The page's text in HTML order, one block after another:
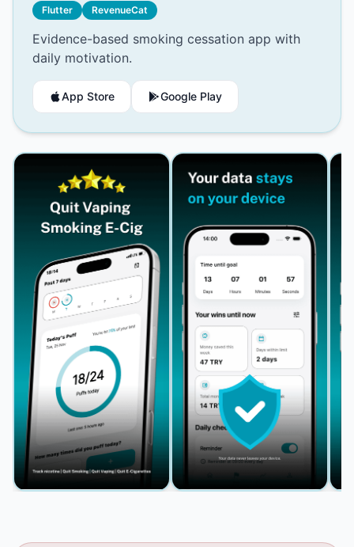
Flutter
RevenueCat
Evidence-based smoking cessation app with
daily motivation.
App Store Google Play